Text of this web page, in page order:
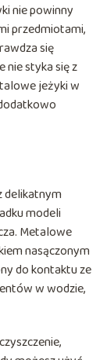
nie powinny
przedmiotami,
się
nie styka się z
jeżyki w
delikatnym
modeli
Metalowe
nasączonym
do kontaktu ze
w wodzie,